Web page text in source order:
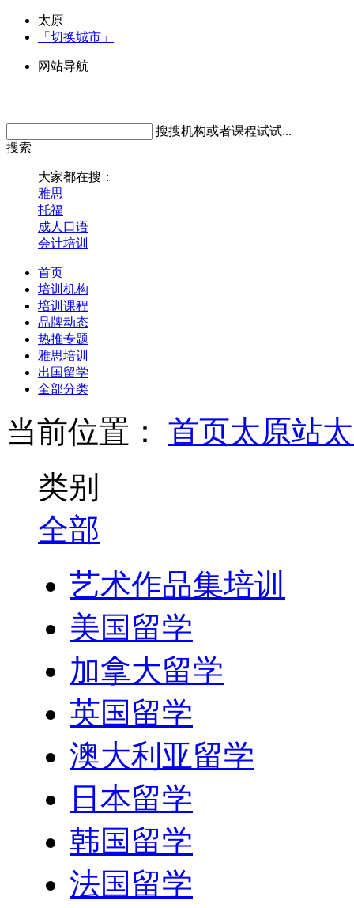
太原
「切换城市」
网站导航
搜搜机构或者课程试试...
搜索
大家都在搜：
雅思
托福
成人口语
会计培训
首页
培训机构
培训课程
品牌动态
热推专题
雅思培训
出国留学
全部分类
当前位置： 首页太原站
类别
全部
艺术作品集培训
美国留学
加拿大留学
英国留学
澳大利亚留学
日本留学
韩国留学
法国留学